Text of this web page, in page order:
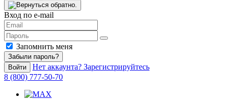
Вход по e-mail
Запомнить меня
Забыли пароль?
Войти
Нет аккаунта? Зарегистрируйтесь
8 (800) 777-50-70